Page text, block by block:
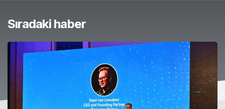
Sıradaki haber